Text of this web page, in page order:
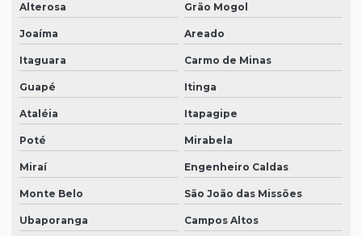
Alterosa Grão Mogol
Joaíma Areado
Itaguara Carmo de Minas
Guapé Itinga
Ataléia Itapagipe
Poté Mirabela
Miraí Engenheiro Caldas
Monte Belo São João das Missões
Ubaporanga Campos Altos